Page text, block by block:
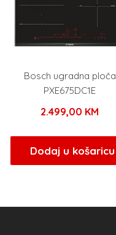
Bosch ugradna ploča
PXE675DC1E
2.499,00 KM
Dodaj u košaricu